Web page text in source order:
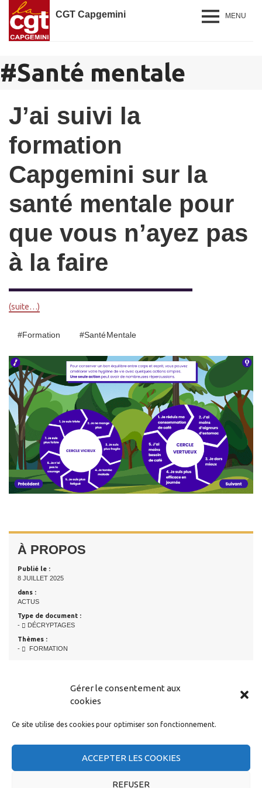
Gérer le consentement aux
cookies
Ce site utilise des cookies pour optimiser son fonctionnement.
ACCEPTER LES COOKIES
REFUSER
CGT Capgemini MENU
#Santé mentale
J’ai suivi la
formation
Capgemini sur la
santé mentale pour
que vous n’ayez pas
à la faire
(suite…)
#Formation #Santé Mentale
À PROPOS
Publié le :
8 JUILLET 2025
dans :
ACTUS
Type de document :
-
DÉCRYPTAGES
Thèmes :
-
FORMATION
LIRE AUSSI...
- formation obligatoire : démêler le vrai du faux
- Flash CSE Appli novembre 2024